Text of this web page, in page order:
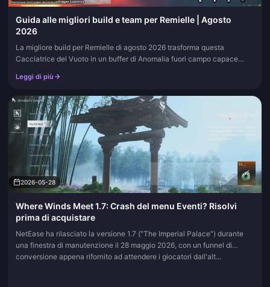
Guida alle migliori build e team per Remielle | Agosto
2026
La migliore build per Remielle di agosto 2026 trasforma questa
Cacciatrice del Vuoto in un buffer di Anomalia fuori campo capace
pagina ai preferiti; aggiorneremo le tabelle non appena i suoi dischi,
Leggi di più
2026-05-28
Where Winds Meet 1.7: Crash del menu Eventi? Risolvi
prima di acquistare
NetEase ha rilasciato la versione 1.7 ("The Imperial Palace") durante
una finestra di manutenzione il 28 maggio 2026, con un funnel di
conversione appena rifornito ad attendere i giocatori dall'alt...